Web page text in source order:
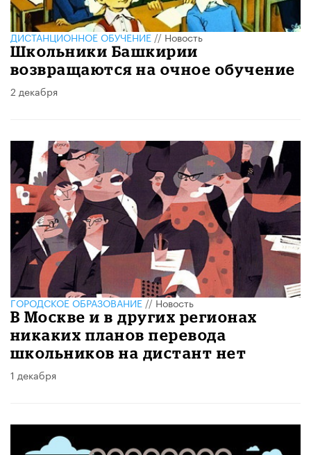
ДИСТАНЦИОННОЕ ОБУЧЕНИЕ//Новость
​Школьники Башкирии
возвращаются на очное обучение
2 декабря
ГОРОДСКОЕ ОБРАЗОВАНИЕ//Новость
В Москве и в других регионах
никаких планов перевода
школьников на дистант нет
1 декабря